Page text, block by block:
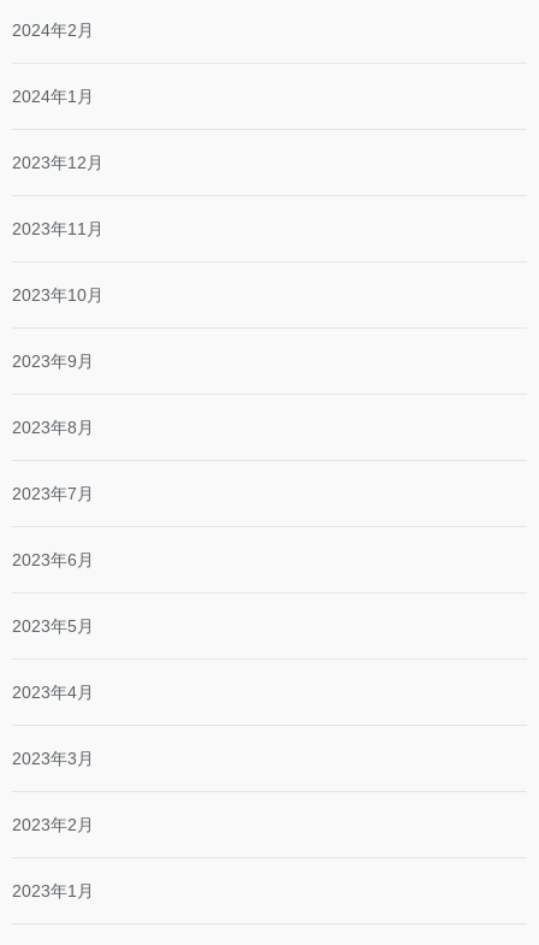
2024年2月
2024年1月
2023年12月
2023年11月
2023年10月
2023年9月
2023年8月
2023年7月
2023年6月
2023年5月
2023年4月
2023年3月
2023年2月
2023年1月